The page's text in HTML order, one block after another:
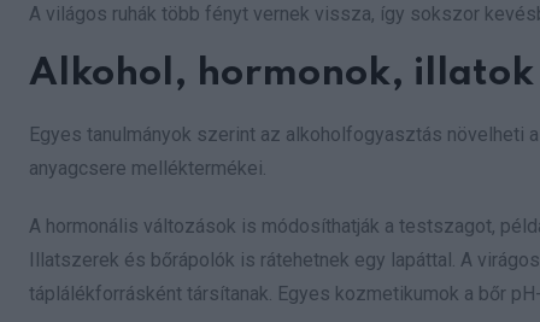
A világos ruhák több fényt vernek vissza, így sokszor
Alkohol, hormonok, illatok
Egyes tanulmányok szerint az alkoholfogyasztás növelheti
anyagcsere melléktermékei.
A hormonális változások is módosíthatják a testszagot,
Illatszerek és bőrápolók is rátehetnek egy lapáttal. A
táplálékforrásként társítanak. Egyes kozmetikumok a bőr